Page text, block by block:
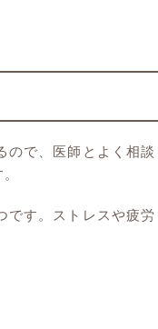
ので、医師とよく相談
です。ストレスや疲労